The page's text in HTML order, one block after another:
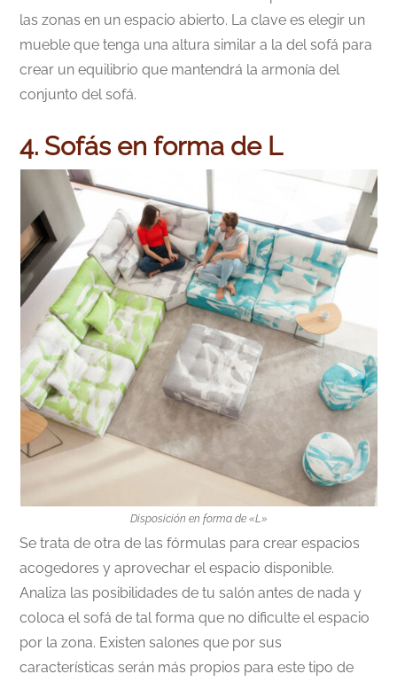
las zonas en un espacio abierto. La clave es elegir un
mueble que tenga una altura similar a la del sofá para
crear un equilibrio que mantendrá la armonía del
conjunto del sofá.
4. Sofás en forma de L
Disposición en forma de «L»
Se trata de otra de las fórmulas para crear espacios
acogedores y aprovechar el espacio disponible.
Analiza las posibilidades de tu salón antes de nada y
coloca el sofá de tal forma que no dificulte el espacio
por la zona. Existen salones que por sus
características serán más propios para este tipo de